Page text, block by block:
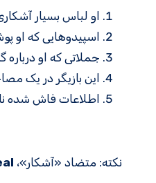
او لباس بسیار
اسپیدوهایی که او
جملاتی که او
این بازیگر در یک
اطلاعات فاش شده
نکته: متضاد «آشکار»،